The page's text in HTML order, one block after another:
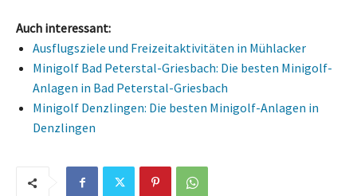
Auch interessant:
Ausflugsziele und Freizeitaktivitäten in Mühlacker
Minigolf Bad Peterstal-Griesbach: Die besten Minigolf-
Anlagen in Bad Peterstal-Griesbach
Minigolf Denzlingen: Die besten Minigolf-Anlagen in
Denzlingen